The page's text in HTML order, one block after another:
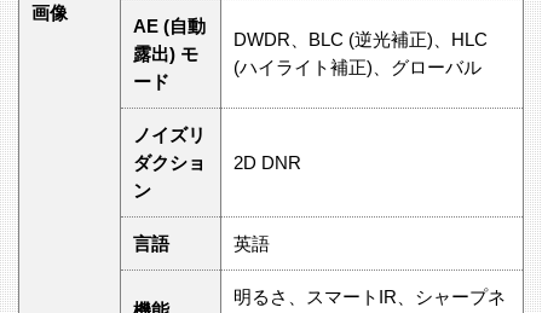
画像
AE (自動
露出) モ
ード
DWDR、BLC (逆光補正)、HLC
(ハイライト補正)、グローバル
ノイズリ
ダクショ
ン
2D DNR
言語 英語
明るさ、スマートIR、シャープネ